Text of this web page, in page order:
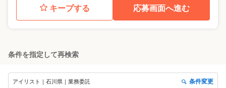
キープする 応募画面へ進む
条件を指定して再検索
アイリスト｜石川県｜業務委託 条件変更